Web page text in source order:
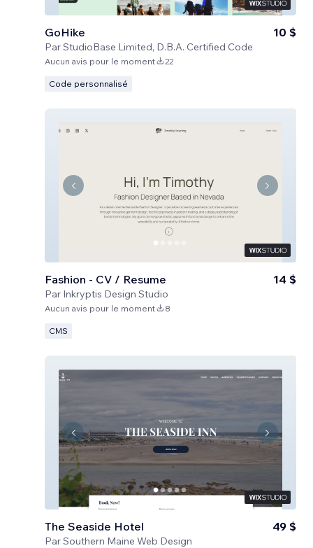
GoHike
ParStudioBase Limited, D.B.A. Certified Code
10 $
Aucun avis pour le moment 22
Code personnalisé
Fashion - CV / Resume
Par Inkryptis Design Studio
14 $
Aucun avis pour le moment 8
CMS
The Seaside Hotel
ParSouthern Maine Web Design
49 $